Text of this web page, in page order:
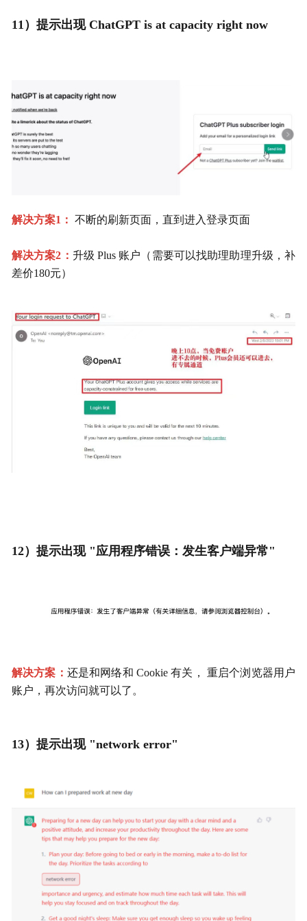
11）提示出现 ChatGPT is at capacity right now
解决方案1： 不断的刷新页面，直到进入登录页面
解决方案2： 升级 Plus 账户（需要可以找助理助理升级，补
差价180元）
12）提示出现 "应用程序错误：发生客户端异常"
解决方案： 还是和网络和 Cookie 有关， 重启个浏览器用户
账户，再次访问就可以了。
13）提示出现 "network error"